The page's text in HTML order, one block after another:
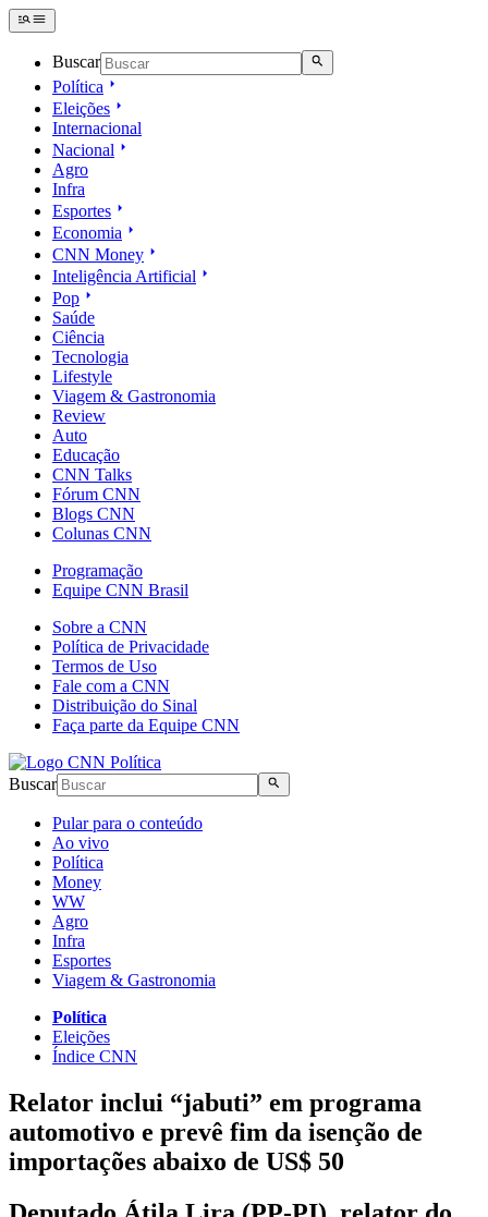
Buscar
Política
Eleições
Internacional
Nacional
Agro
Infra
Esportes
Economia
CNN Money
Inteligência Artificial
Pop
Saúde
Ciência
Tecnologia
Lifestyle
Viagem & Gastronomia
Review
Auto
Educação
CNN Talks
Fórum CNN
Blogs CNN
Colunas CNN
Programação
Equipe CNN Brasil
Sobre a CNN
Política de Privacidade
Termos de Uso
Fale com a CNN
Distribuição do Sinal
Faça parte da Equipe CNN
Buscar
Pular para o conteúdo
Ao vivo
Política
Money
WW
Agro
Infra
Esportes
Viagem & Gastronomia
Política
Eleições
Índice CNN
Relator inclui “jabuti” em programa
automotivo e prevê fim da isenção de
importações abaixo de US$ 50